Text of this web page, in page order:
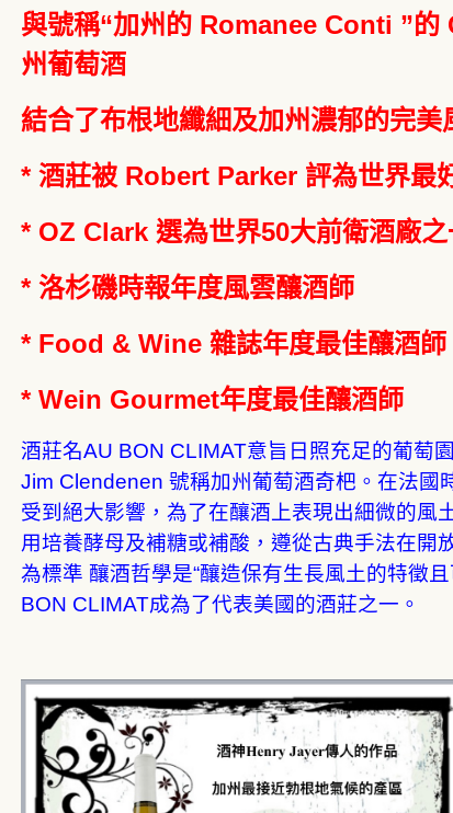
與號稱“加州的 Romanee Conti ”的
州葡萄酒
結合了布根地纖細及加州濃郁的完美
* 酒莊被 Robert Parker 評為世界最
* OZ Clark 選為世界50大前衛酒廠之
* 洛杉磯時報年度風雲釀酒師
* Food & Wine 雜誌年度最佳釀酒師
* Wein Gourmet年度最佳釀酒師
酒莊名AU BON CLIMAT意旨日照充足的葡萄
Jim Clendenen 號稱加州葡萄酒奇杷。在法國
受到絕大影響，為了在釀酒上表現出細微的風
用培養酵母及補糖或補酸，遵從古典手法在開
為標準 釀酒哲學是“釀造保有生長風土的特徵
BON CLIMAT成為了代表美國的酒莊之一。